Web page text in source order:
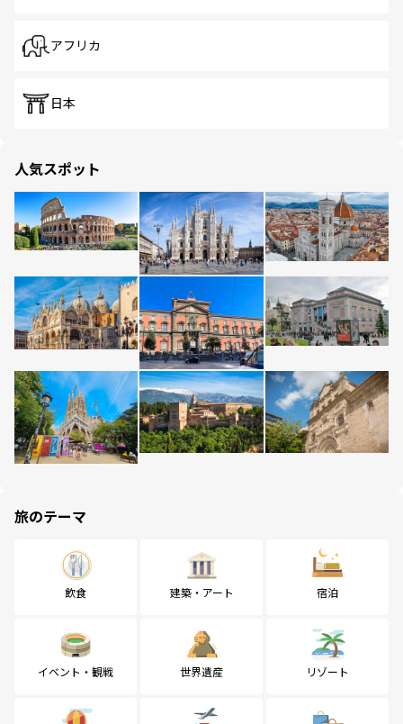
アフリカ
日本
人気スポット
旅のテーマ
飲食 建築・アート 宿泊
イベント・観戦 世界遺産 リゾート